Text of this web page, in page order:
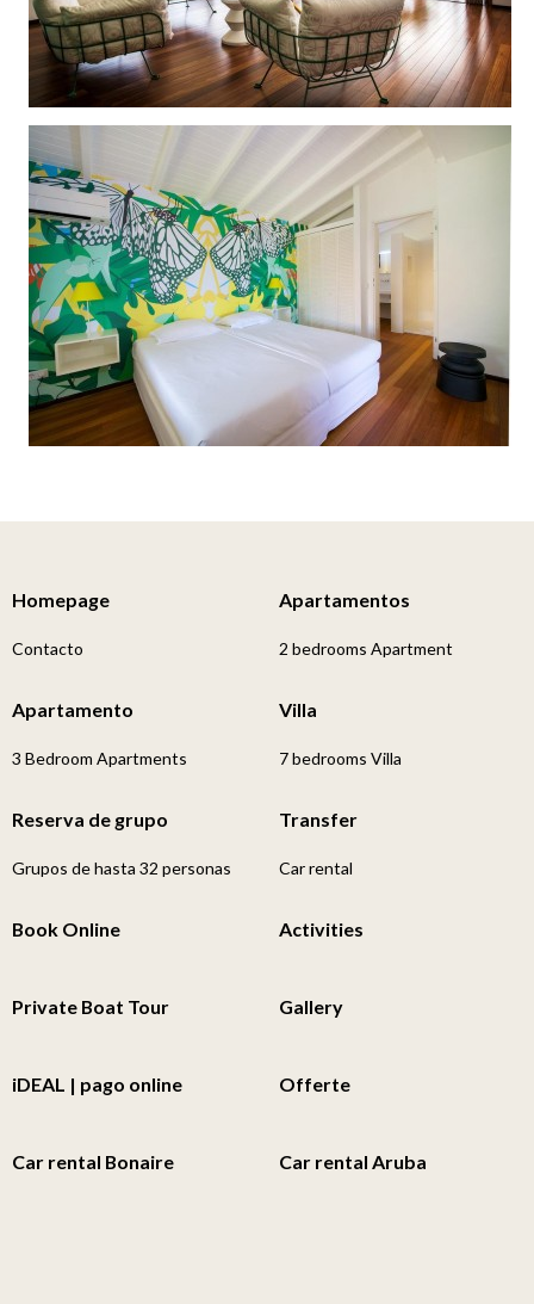
Homepage
Contacto
Apartamentos
2 bedrooms Apartment
Apartamento
3 Bedroom Apartments
Villa
7 bedrooms Villa
Reserva de grupo
Grupos de hasta 32 personas
Transfer
Car rental
Book Online Activities
Private Boat Tour Gallery
iDEAL | pago online Offerte
Car rental Bonaire Car rental Aruba